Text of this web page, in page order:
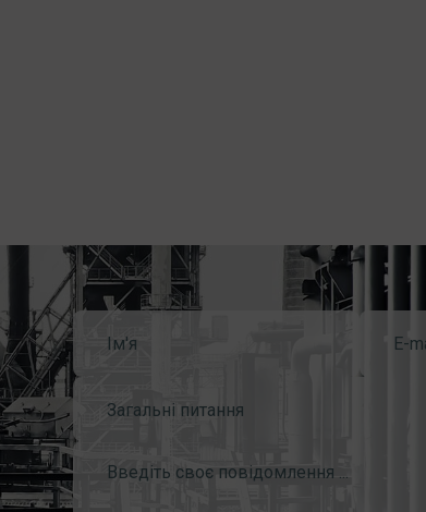
Загальні питання